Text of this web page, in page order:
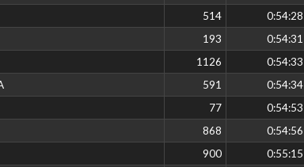
514 0:54:28
193 0:54:31
1126 0:54:33
591 0:54:34
77 0:54:53
868 0:54:56
900 0:55:15